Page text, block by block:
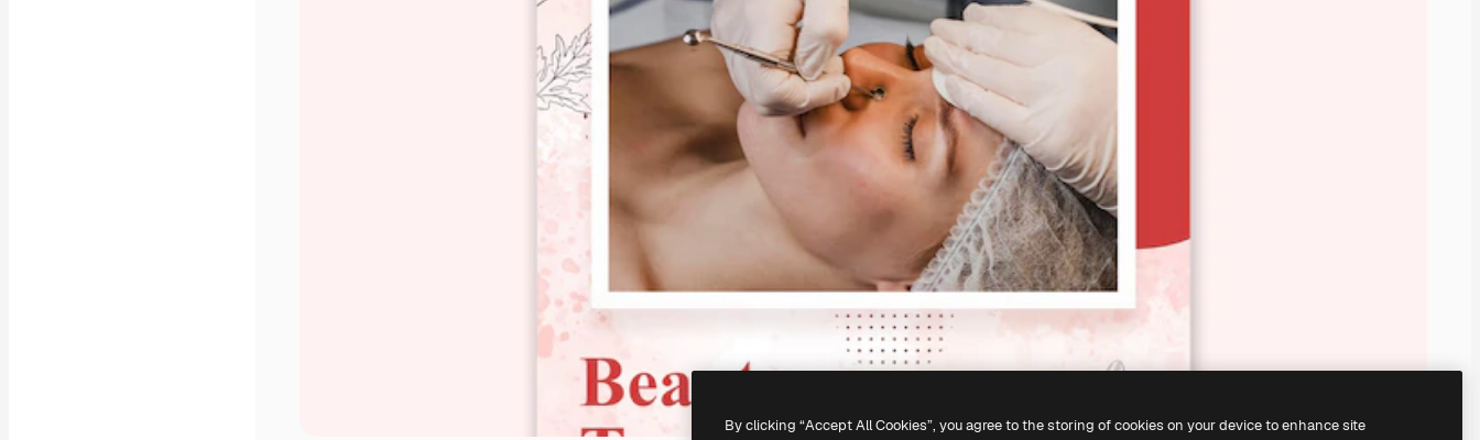
By clicking “Accept All Cookies”, you agree to the storing of cookies on your device to enhance site